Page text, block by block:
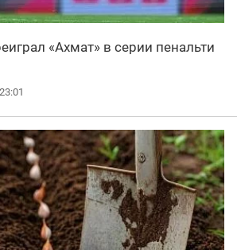
«Ахмат» в серии пенальти